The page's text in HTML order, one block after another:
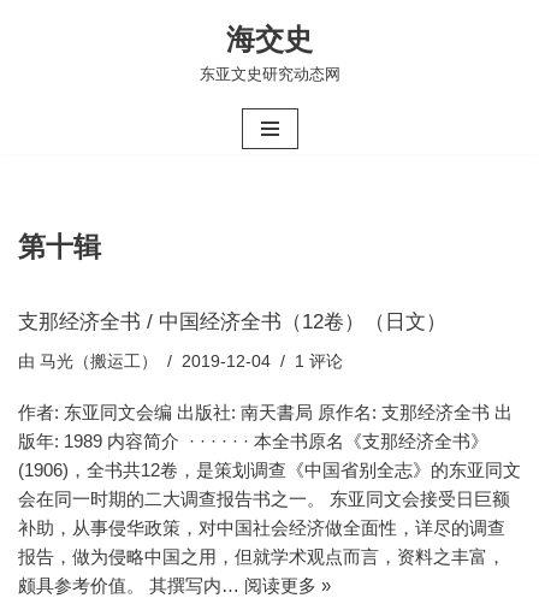
海交史
东亚文史研究动态网
第十辑
支那经济全书 / 中国经济全书（12卷）（日文）
由 马光（搬运工） 2019-12-04 1 评论
作者: 东亚同文会编 出版社: 南天書局 原作名: 支那经济全书 出
版年: 1989 内容简介 · · · · · · 本全书原名《支那经济全书》
(1906)，全书共12卷，是策划调查《中国省别全志》的东亚同文
会在同一时期的二大调查报告书之一。 东亚同文会接受日巨额
补助，从事侵华政策，对中国社会经济做全面性，详尽的调查
报告，做为侵略中国之用，但就学术观点而言，资料之丰富，
颇具参考价值。 其撰写内… 阅读更多 »